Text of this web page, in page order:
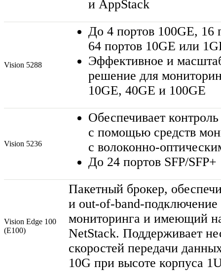
и AppStack
Vision 5288
До 4 портов 100GE, 16
64 портов 10GE или
Эффективное и
решение для
10GE, 40GE и 100GE
Vision 5236
Обеспечивает
с помощью средств
с волоконно-
До 24 портов SFP/SFP+
Vision Edge 100
(E100)
Пакетный брокер,
и out-of-band-подключение
мониторинга и имеющий
NetStack. Поддерживает
скоростей передачи
10G при высоте корпуса